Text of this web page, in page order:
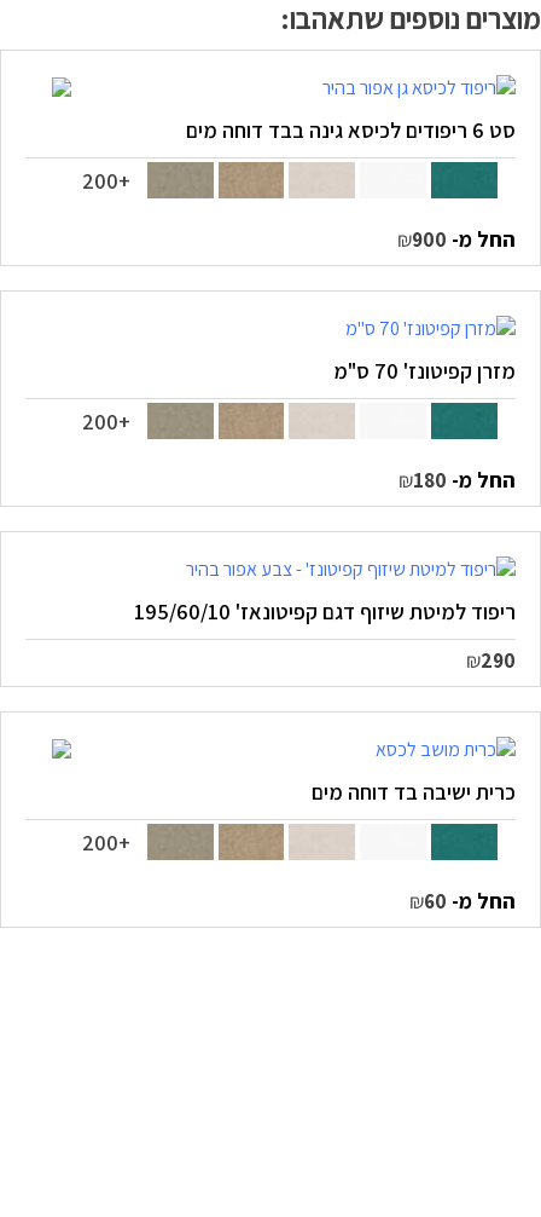
מוצרים נוספים שתאהבו:
סט 6 ריפודים לכיסא גינה בבד דוחה מים
+200
החל מ- ₪900
מזרן קפיטונז' 70 ס"מ
+200
החל מ- ₪180
ריפוד למיטת שיזוף דגם קפיטונאז' 195/60/10
₪290
כרית ישיבה בד דוחה מים
+200
החל מ- ₪60